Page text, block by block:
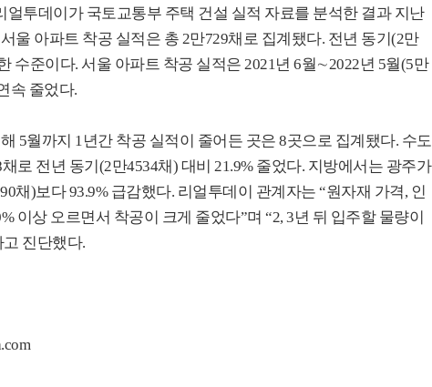
얼투데이가 국토교통부 주택 건설 실적 자료를 분석한 결과 지난
울 아파트 착공 실적은 총 2만729채로 집계됐다. 전년 동기(2만
수준이다. 서울 아파트 착공 실적은 2021년 6월∼2022년 5월(5만
속 줄었다.
5월까지 1년간 착공 실적이 줄어든 곳은 8곳으로 집계됐다. 수도
로 전년 동기(2만4534채) 대비 21.9% 줄었다. 지방에서는 광주가
채)보다 93.9% 급감했다. 리얼투데이 관계자는 “원자재 가격, 인
이상 오르면서 착공이 크게 줄었다”며 “2, 3년 뒤 입주할 물량이
진단했다.